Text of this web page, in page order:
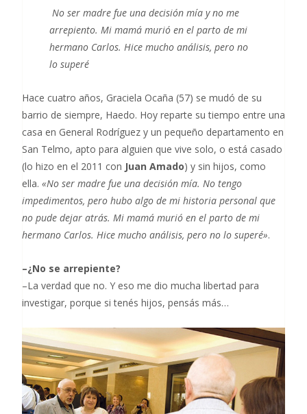
No ser madre fue una decisión mía y no me
arrepiento. Mi mamá murió en el parto de mi
hermano Carlos. Hice mucho análisis, pero no
lo superé
Hace cuatro años, Graciela Ocaña (57) se mudó de su
barrio de siempre, Haedo. Hoy reparte su tiempo entre una
casa en General Rodríguez y un pequeño departamento en
San Telmo, apto para alguien que vive solo, o está casado
(lo hizo en el 2011 con Juan Amado) y sin hijos, como
ella. «No ser madre fue una decisión mía. No tengo
impedimentos, pero hubo algo de mi historia personal que
no pude dejar atrás. Mi mamá murió en el parto de mi
hermano Carlos. Hice mucho análisis, pero no lo superé».
–¿No se arrepiente?
–La verdad que no. Y eso me dio mucha libertad para
investigar, porque si tenés hijos, pensás más…